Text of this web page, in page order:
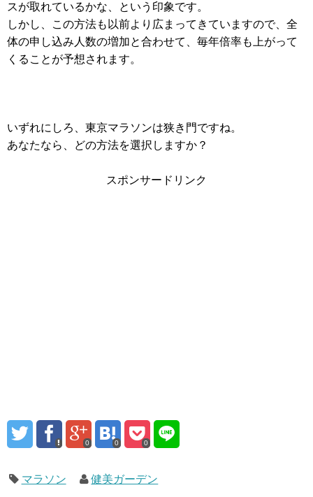
スが取れているかな、という印象です。
しかし、この方法も以前より広まってきていますので、全
体の申し込み人数の増加と合わせて、毎年倍率も上がって
くることが予想されます。
いずれにしろ、東京マラソンは狭き門ですね。
あなたなら、どの方法を選択しますか？
スポンサードリンク
0 0 0
マラソン 健美ガーデン